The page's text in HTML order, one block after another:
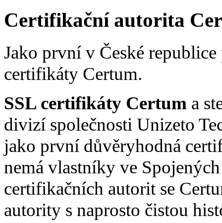
Certifikační autorita
Jako první v České
certifikáty Certum.
SSL certifikáty Certum a
divizí společnosti Unizeto
jako první důvěryhodná
nemá vlastníky ve
certifikačních autorit se
autority s naprosto čistou